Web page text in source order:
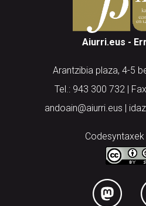
Aiurri.eus -
Arantzibia plaza, 4-5
Tel.: 943 300 732 |
andoain@aiurri.eus |